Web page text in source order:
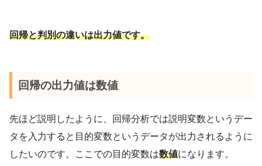
回帰と判別の違いは出力値です。
回帰の出力値は数値
先ほど説明したように、回帰分析では説明変数というデー
タを入力すると目的変数というデータが出力されるように
したいのです。ここでの目的変数は数値になります。